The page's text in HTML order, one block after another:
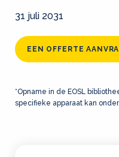
31 juli 2031
EEN OFFERTE
*Opname in de EOSL
specifieke apparaat kan